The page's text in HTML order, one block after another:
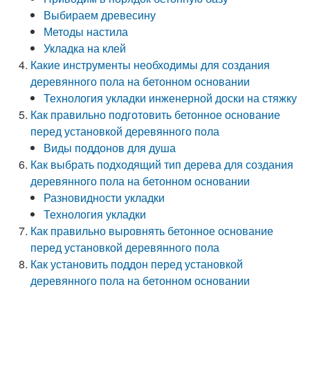
Выбираем древесину
Методы настила
Укладка на клей
Какие инструменты необходимы для создания
деревянного пола на бетонном основании
Технология укладки инженерной доски на стяжку
Как правильно подготовить бетонное основание
перед установкой деревянного пола
Виды поддонов для душа
Как выбрать подходящий тип дерева для создания
деревянного пола на бетонном основании
Разновидности укладки
Технология укладки
Как правильно выровнять бетонное основание
перед установкой деревянного пола
Как установить поддон перед установкой
деревянного пола на бетонном основании